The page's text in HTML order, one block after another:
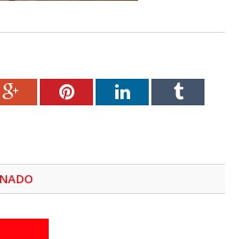
Google+PinterestLinkedInTumblr